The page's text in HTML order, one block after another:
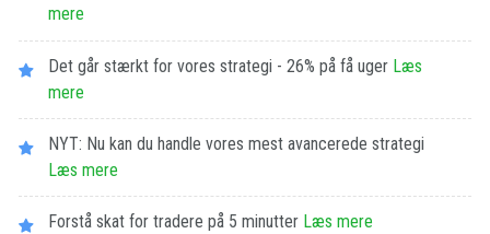
mere
Det går stærkt for vores strategi - 26% på få uger Læs
mere
NYT: Nu kan du handle vores mest avancerede strategi
Læs mere
Forstå skat for tradere på 5 minutter Læs mere